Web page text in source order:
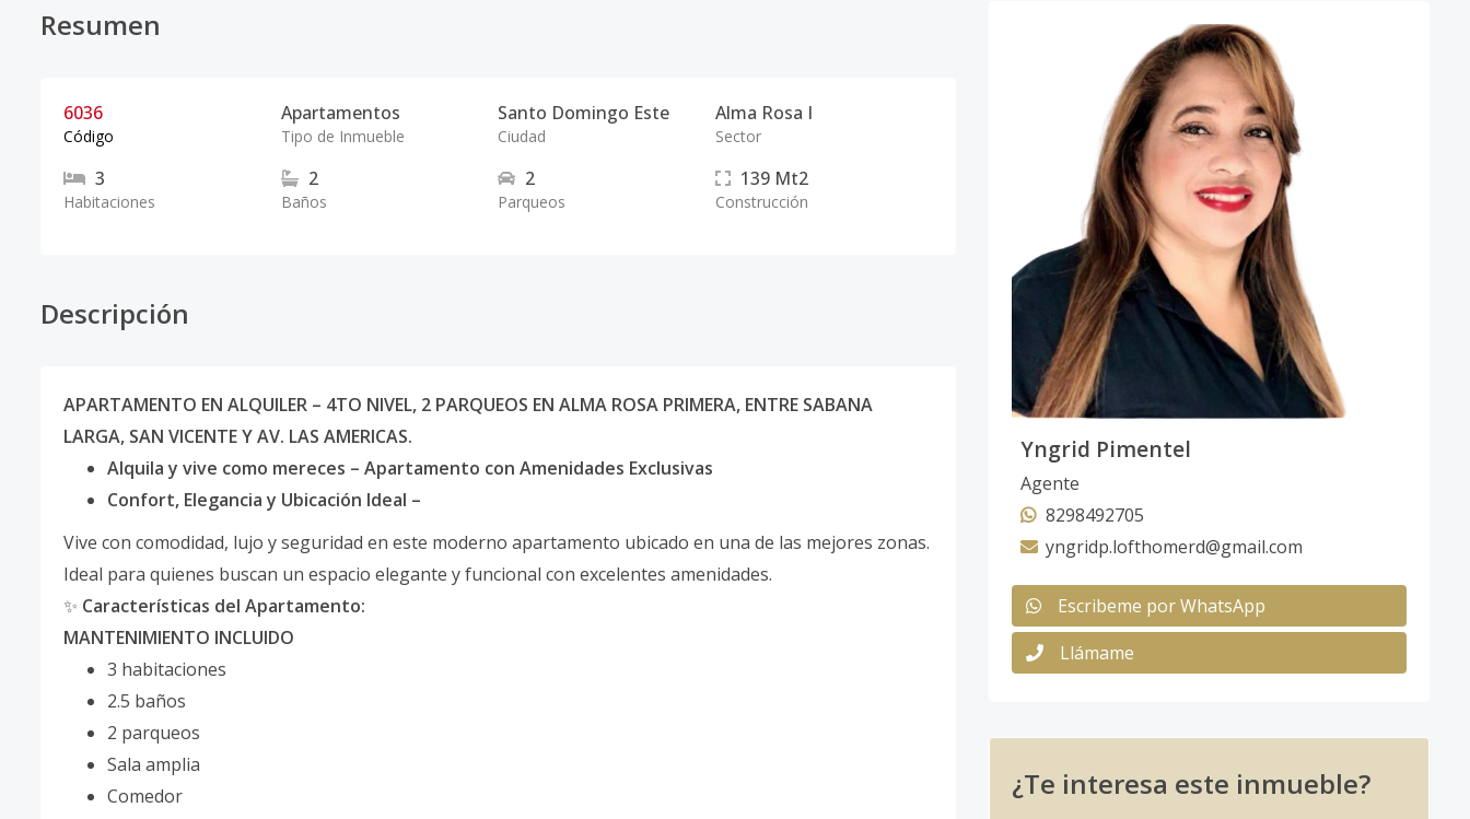
Resumen
6036
Código
Apartamentos
Tipo de Inmueble
Santo Domingo Este
Ciudad
Alma Rosa I
Sector
3
Habitaciones
2
Baños
2
Parqueos
139 Mt2
Construcción
Descripción
APARTAMENTO EN ALQUILER – 4TO NIVEL, 2 PARQUEOS EN ALMA ROSA PRIMERA, ENTRE SABANA
LARGA, SAN VICENTE Y AV. LAS AMERICAS.
Alquila y vive como mereces – Apartamento con Amenidades Exclusivas
Confort, Elegancia y Ubicación Ideal –
Vive con comodidad, lujo y seguridad en este moderno apartamento ubicado en una de las mejores zonas.
Ideal para quienes buscan un espacio elegante y funcional con excelentes amenidades.
✨ Características del Apartamento:
MANTENIMIENTO INCLUIDO
3 habitaciones
2.5 baños
2 parqueos
Sala amplia
Comedor
Yngrid Pimentel
Agente
8298492705
yngridp.lofthomerd@gmail.com
Escribeme por WhatsApp
Llámame
¿Te interesa este inmueble?